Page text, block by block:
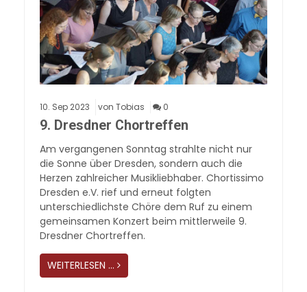
10. Sep 2023 von Tobias 0
9. Dresdner Chortreffen
Am vergangenen Sonntag strahlte nicht nur
die Sonne über Dresden, sondern auch die
Herzen zahlreicher Musikliebhaber. Chortissimo
Dresden e.V. rief und erneut folgten
unterschiedlichste Chöre dem Ruf zu einem
gemeinsamen Konzert beim mittlerweile 9.
Dresdner Chortreffen.
WEITERLESEN …